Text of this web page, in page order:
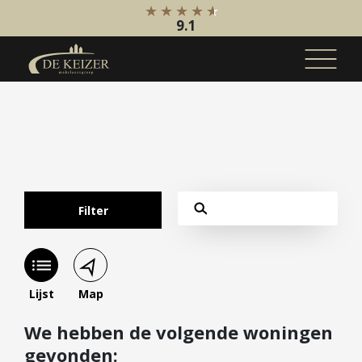
Nieuwbouw
Bedrijfsaanbod
Huuraanbod
Bestaande bouw
Internationaal
Nieuwbouw
Bedrijfsaanbod
9.1
Filter
Lijst Map
We hebben de volgende woningen
gevonden: